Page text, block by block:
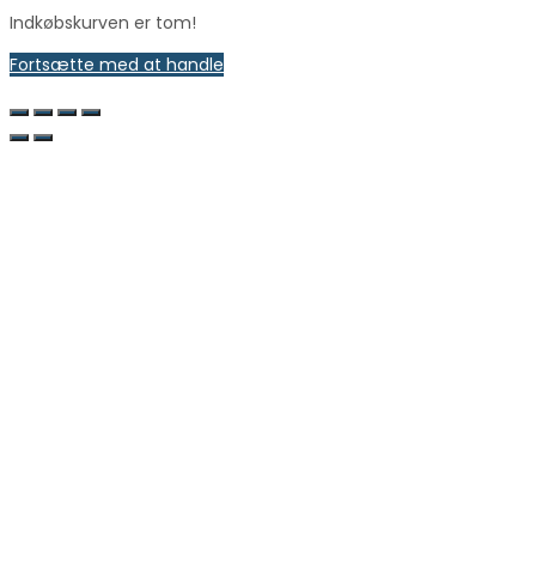
Indkøbskurven er tom!
Fortsætte med at handle